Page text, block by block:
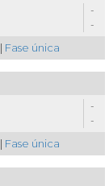
-
-
| Fase única
-
-
| Fase única